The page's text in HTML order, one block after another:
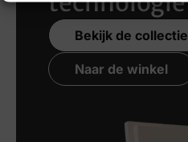
Bekijk de collectie
Naar de winkel